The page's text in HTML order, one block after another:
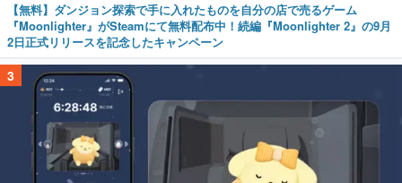
【無料】ダンジョン探索で手に入れたものを自分の店で売るゲーム
『Moonlighter』がSteamにて無料配布中！続編『Moonlighter 2』の9月
2日正式リリースを記念したキャンペーン
3